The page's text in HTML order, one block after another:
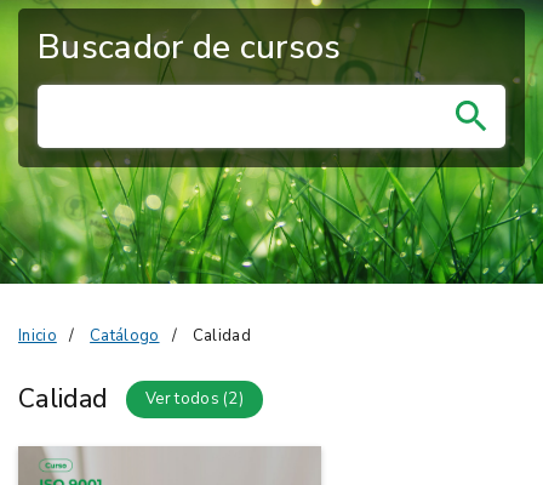
Buscador de cursos
Inicio Catálogo Calidad
Calidad Ver todos (2)